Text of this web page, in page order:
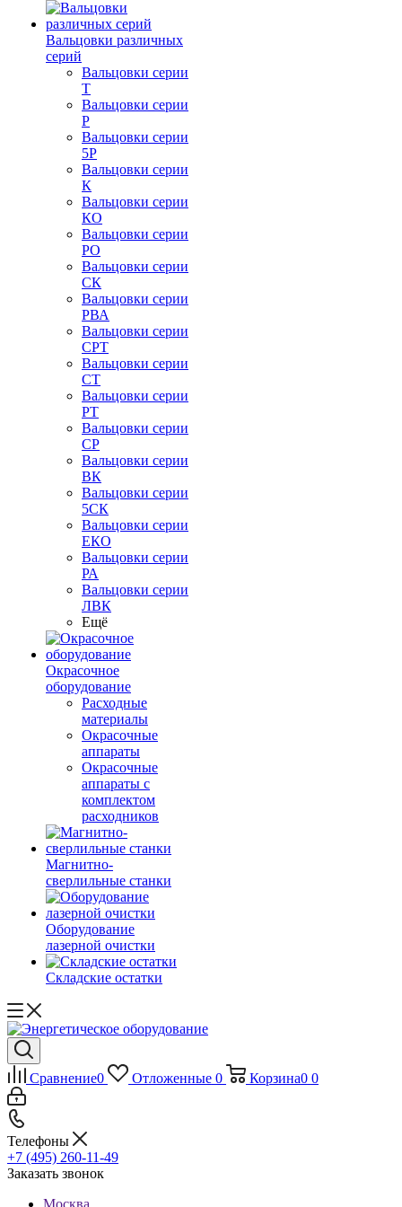
Вальцовки различных
серий
Вальцовки серии
Т
Вальцовки серии
Р
Вальцовки серии
5Р
Вальцовки серии
К
Вальцовки серии
КО
Вальцовки серии
РО
Вальцовки серии
СК
Вальцовки серии
РВА
Вальцовки серии
СРТ
Вальцовки серии
СТ
Вальцовки серии
РТ
Вальцовки серии
СР
Вальцовки серии
ВК
Вальцовки серии
5СК
Вальцовки серии
ЕКО
Вальцовки серии
РА
Вальцовки серии
ЛВК
Ещё
Окрасочное
оборудование
Расходные
материалы
Окрасочные
аппараты
Окрасочные
аппараты с
комплектом
расходников
Магнитно-
сверлильные станки
Оборудование
лазерной очистки
Складские остатки
Сравнение0 Отложенные 0 Корзина0 0
Телефоны
+7 (495) 260-11-49
Заказать звонок
Москва